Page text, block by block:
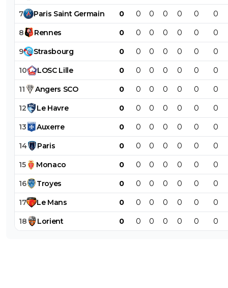
7 Paris Saint Germain 0 0 0 0 0 0 0
8 Rennes 0 0 0 0 0 0 0
9 Strasbourg 0 0 0 0 0 0 0
10 LOSC Lille 0 0 0 0 0 0 0
11 Angers SCO 0 0 0 0 0 0 0
12 Le Havre 0 0 0 0 0 0 0
13 Auxerre 0 0 0 0 0 0 0
14 Paris 0 0 0 0 0 0 0
15 Monaco 0 0 0 0 0 0 0
16 Troyes 0 0 0 0 0 0 0
17 Le Mans 0 0 0 0 0 0 0
18 Lorient 0 0 0 0 0 0 0